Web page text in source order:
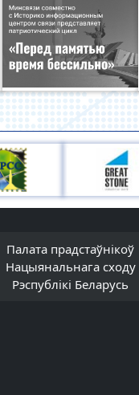
Палата прадстаўнікоў
Нацыянальнага сходу
Рэспублікі Беларусь